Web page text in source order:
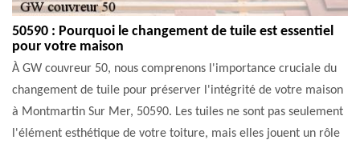
50590 : Pourquoi le changement de tuile est essentiel
pour votre maison
À GW couvreur 50, nous comprenons l'importance cruciale du
changement de tuile pour préserver l'intégrité de votre maison
à Montmartin Sur Mer, 50590. Les tuiles ne sont pas seulement
l'élément esthétique de votre toiture, mais elles jouent un rôle